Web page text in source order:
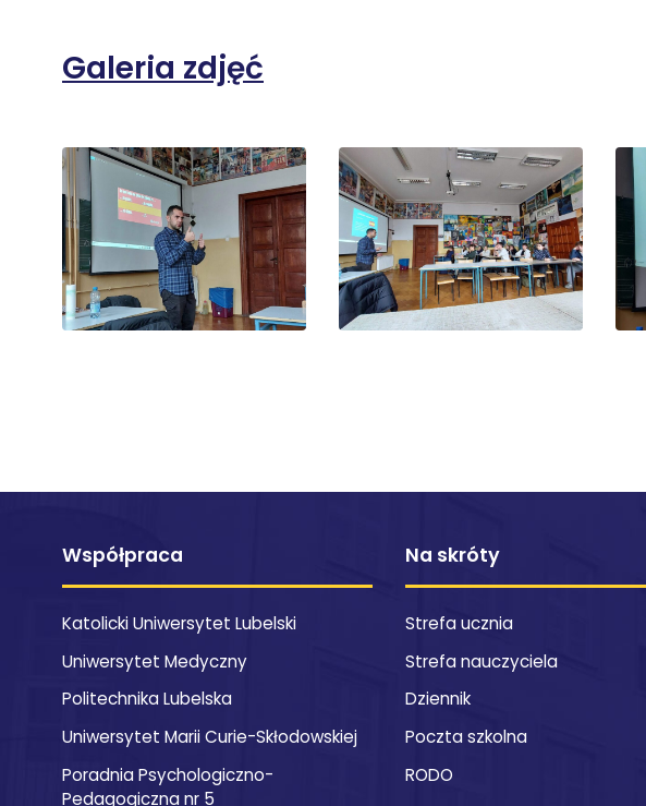
Galeria zdjęć
Współpraca
Katolicki Uniwersytet Lubelski
Uniwersytet Medyczny
Politechnika Lubelska
Uniwersytet Marii Curie-Skłodowskiej
Poradnia Psychologiczno-
Pedagogiczna nr 5
Na skróty
Strefa ucznia
Strefa nauczyciela
Dziennik
Poczta szkolna
RODO